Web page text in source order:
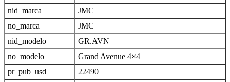
nid_marca
JMC
no_marca
JMC
nid_modelo
GR.AVN
no_modelo
Grand Avenue 4×4
pr_pub_usd
22490